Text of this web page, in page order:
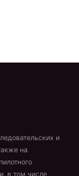
и
на
в том числе